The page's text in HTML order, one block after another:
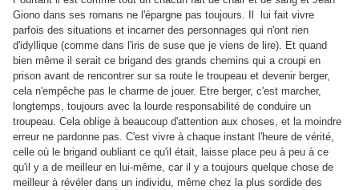
Giono dans ses romans ne l'épargne pas toujours. Il lui fait vivre
parfois des situations et incarner des personnages qui n'ont rien
d'idyllique (comme dans l'iris de suse que je viens de lire). Et quand
bien même il serait ce brigand des grands chemins qui a croupi en
prison avant de rencontrer sur sa route le troupeau et devenir berger,
cela n'empêche pas le charme de jouer. Etre berger, c'est marcher,
longtemps, toujours avec la lourde responsabilité de conduire un
troupeau. Cela oblige à beaucoup d'attention aux choses, et la moindre
erreur ne pardonne pas. C'est vivre à chaque instant l'heure de vérité,
celle où le brigand oubliant ce qu'il était, laisse place peu à peu à ce
qu'il y a de meilleur en lui-même, car il y a toujours quelque chose de
meilleur à révéler dans un individu, même chez la plus sordide des